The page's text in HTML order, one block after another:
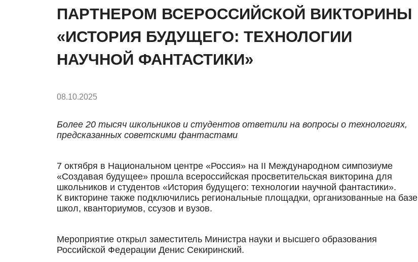
ПАРТНЕРОМ ВСЕРОССИЙСКОЙ ВИКТОРИНЫ
«ИСТОРИЯ БУДУЩЕГО: ТЕХНОЛОГИИ
НАУЧНОЙ ФАНТАСТИКИ»
08.10.2025
Более 20 тысяч школьников и студентов ответили на вопросы о технологиях,
предсказанных советскими фантастами
7 октября в Национальном центре «Россия» на II Международном симпозиуме
«Создавая будущее» прошла всероссийская просветительская викторина для
школьников и студентов «История будущего: технологии научной фантастики».
К викторине также подключились региональные площадки, организованные на базе
школ, кванториумов, ссузов и вузов.
Мероприятие открыл заместитель Министра науки и высшего образования
Российской Федерации Денис Секиринский.